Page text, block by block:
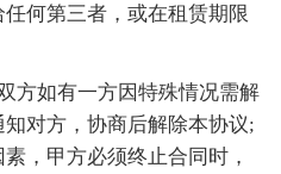
何第三者，或在租赁期限
方如有一方因特殊情况需解
对方，协商后解除本协议;
，甲方必须终止合同时，